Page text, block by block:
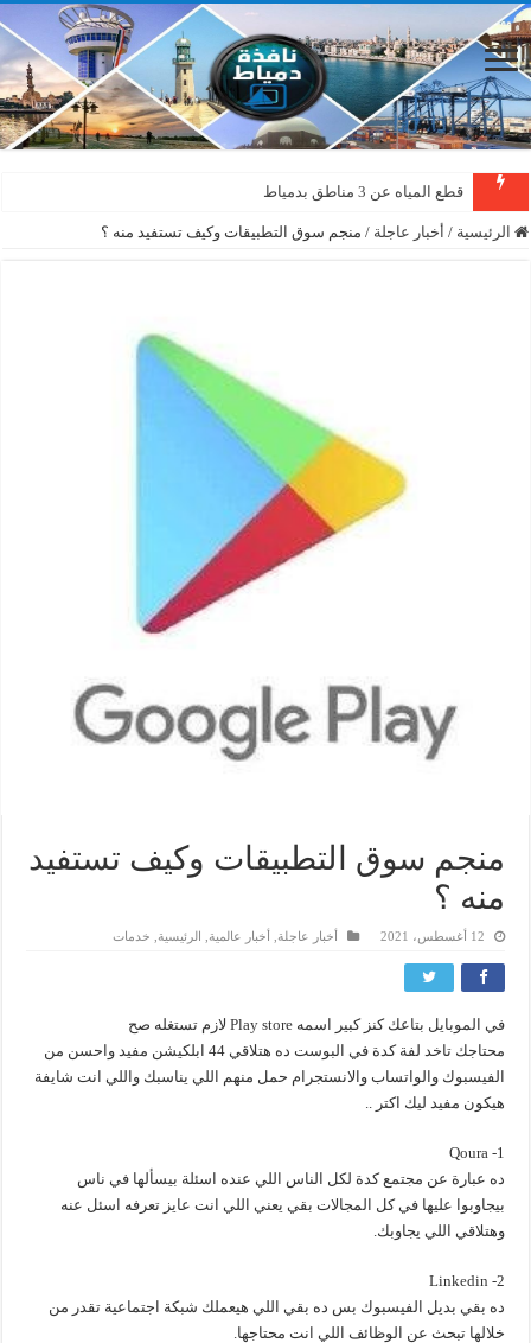
قطع المياه عن 3 مناطق بدمياط
دمياط : سقوط شجرة على الأسلاك الكهربائية بمنطقة المطرى
الرئيسية / أخبار عاجلة / منجم سوق التطبيقات وكيف تستفيد منه ؟
منجم سوق التطبيقات وكيف تستفيد
منه ؟
12 أغسطس، 2021 أخبار عاجلة أخبار عالمية الرئيسية خدمات
في الموبايل بتاعك كنز كبير اسمه Play store لازم تستغله صح
محتاجك تاخد لفة كدة في البوست ده هتلاقي 44 ابلكيشن مفيد واحسن من
الفيسبوك والواتساب والانستجرام حمل منهم اللي يناسبك واللي انت شايفة
هيكون مفيد ليك اكتر ..
1- Qoura
ده عبارة عن مجتمع كدة لكل الناس اللي عنده اسئلة بيسألها في ناس
بيجاوبوا عليها في كل المجالات بقي يعني اللي انت عايز تعرفه اسئل عنه
وهتلاقي اللي يجاوبك.
2- Linkedin
ده بقي بديل الفيسبوك بس ده بقي اللي هيعملك شبكة اجتماعية تقدر من
خلالها تبحث عن الوظائف اللي انت محتاجها.